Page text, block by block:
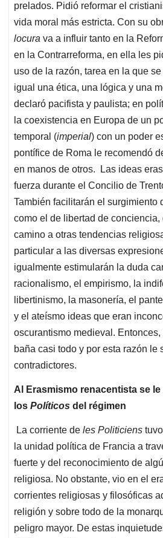
prelados. Pidió reformar el
vida moral más estricta. Con su
locura va a influir tanto en la
en la Contrarreforma, en ella les
uso de la razón, tarea en la que
igual una ética, una lógica y una
declaró pacifista y paulista; en
la coexistencia en Europa de un
temporal (imperial) con un poder
pontífice de Roma le recomendó
en manos de otros. Las ideas
fuerza durante el Concilio de
También facilitarán el surgimiento
como el de libertad de conciencia,
camino a otras tendencias
particular a las diversas
igualmente estimularán la duda
racionalismo, el empirismo, la
libertinismo, la masonería, el
y el ateísmo ideas que eran
oscurantismo medieval.
baña casi todo y por esta razón le
contradictores.
Al Erasmismo renacentista se
los Políticos del régimen
La corriente de les Politiciens
la unidad política de Francia a
fuerte y del reconocimiento de
religiosa. No obstante, vio en el
corrientes religiosas y filosóficas
religión y sobre todo de la
peligro mayor. De estas